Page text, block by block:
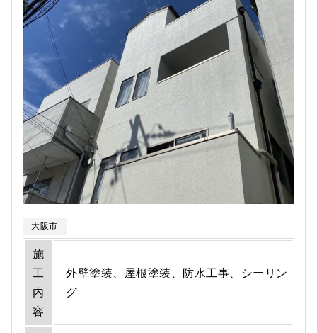
大阪市
施
工
内
容
外壁塗装、屋根塗装、防水工事、シーリン
グ